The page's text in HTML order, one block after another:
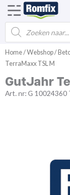
Spring
naar
de
inhoud
Products
searchVoegmortel
Home/Webshop/
TerraMaxx TSL M
GutJahr
Art. nr:G 10024360